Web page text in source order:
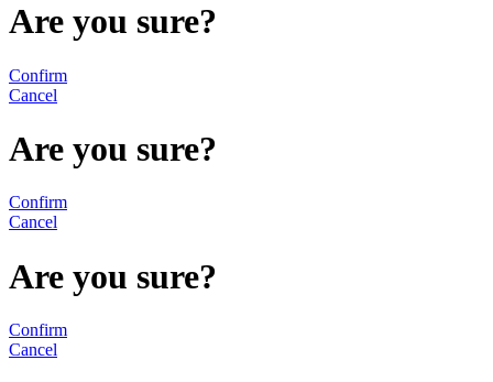
Are you sure?
Confirm
Cancel
Are you sure?
Confirm
Cancel
Are you sure?
Confirm
Cancel